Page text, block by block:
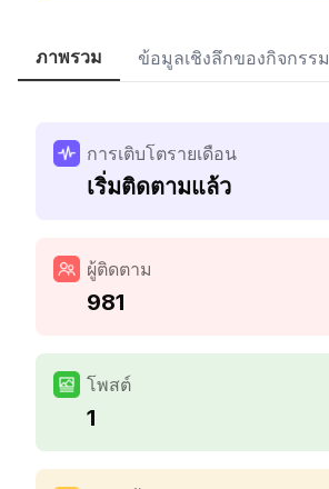
ภาพรวม ข้อมูลเชิงลึกของกิจกรรม
การเติบโตรายเดือน
เริ่มติดตามแล้ว
ผู้ติดตาม
981
โพสต์
1